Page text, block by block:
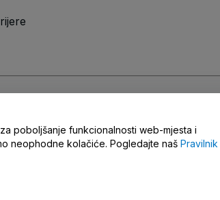
poboljšanje funkcionalnosti web-mjesta i
neophodne kolačiće. Pogledajte naš Pravilnik